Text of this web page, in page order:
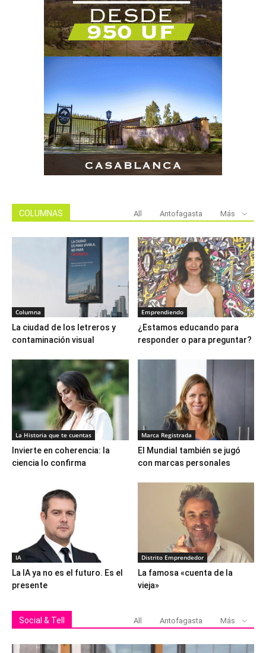
COLUMNAS All Antofagasta Más
Columna
La ciudad de los letreros y
contaminación visual
Emprendiendo
¿Estamos educando para
responder o para preguntar?
La Historia que te cuentas
Invierte en coherencia: la
ciencia lo confirma
Marca Registrada
El Mundial también se jugó
con marcas personales
IA
La IA ya no es el futuro. Es el
presente
Distrito Emprendedor
La famosa «cuenta de la
vieja»
Social & Tell All Antofagasta Más